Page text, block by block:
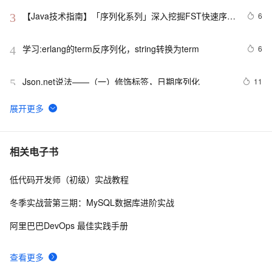
3
【Java技术指南】「序列化系列」深入挖掘FST快速序列
6
4 学习:erlang的term反序列化，string转换为term 6
5 Json.net说法——（一）修饰标签，日期序列化 11
6 序列化和反序列化（1）---[Serializable]
7 Java对象序列化
8 DateTime在ExtJs中无法正确序列化的问题
相关电子书
查看更多
低代码开发师（初级）实战教程
冬季实战营第三期：MySQL数据库进阶实战
阿里巴巴DevOps 最佳实践手册